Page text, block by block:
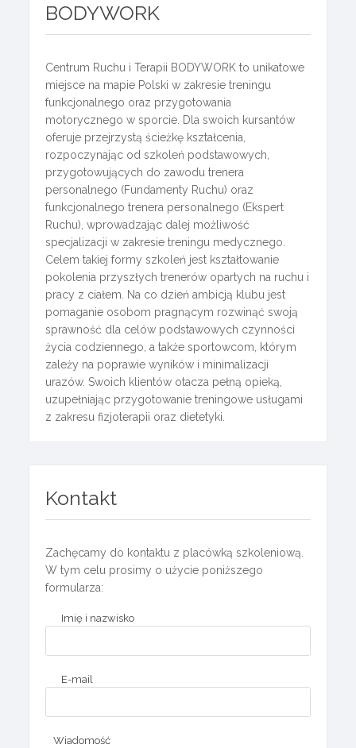
BODYWORK
Centrum Ruchu i Terapii BODYWORK to unikatowe
miejsce na mapie Polski w zakresie treningu
funkcjonalnego oraz przygotowania
motorycznego w sporcie. Dla swoich kursantów
oferuje przejrzystą ścieżkę kształcenia,
rozpoczynając od szkoleń podstawowych,
przygotowujących do zawodu trenera
personalnego (Fundamenty Ruchu) oraz
funkcjonalnego trenera personalnego (Ekspert
Ruchu), wprowadzając dalej możliwość
specjalizacji w zakresie treningu medycznego.
Celem takiej formy szkoleń jest kształtowanie
pokolenia przyszłych trenerów opartych na ruchu i
pracy z ciałem. Na co dzień ambicją klubu jest
pomaganie osobom pragnącym rozwinąć swoją
sprawność dla celów podstawowych czynności
życia codziennego, a także sportowcom, którym
zależy na poprawie wyników i minimalizacji
urazów. Swoich klientów otacza pełną opieką,
uzupełniając przygotowanie treningowe usługami
z zakresu fizjoterapii oraz dietetyki.
Kontakt
Zachęcamy do kontaktu z placówką szkoleniową.
W tym celu prosimy o użycie poniższego
formularza:
Imię i nazwisko
E-mail
Wiadomość